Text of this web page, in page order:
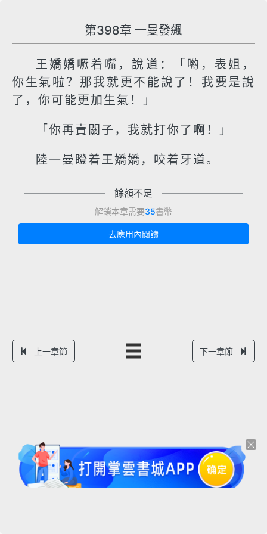
第398章 一曼發飆
王嬌嬌噘着嘴，說道：「喲，表姐，
你生氣啦？那我就更不能說了！我要是說
了，你可能更加生氣！」
「你再賣關子，我就打你了啊！」
陸一曼瞪着王嬌嬌，咬着牙道。
餘額不足
解鎖本章需要35書幣
去應用內閱讀
上一章節 下一章節